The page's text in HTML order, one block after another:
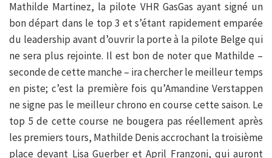
Mathilde Martinez, la pilote VHR GasGas ayant signé un
bon départ dans le top 3 et s’étant rapidement emparée
du leadership avant d’ouvrir la porte à la pilote Belge qui
ne sera plus rejointe. Il est bon de noter que Mathilde –
seconde de cette manche – ira chercher le meilleur temps
en piste; c’est la première fois qu’Amandine Verstappen
ne signe pas le meilleur chrono en course cette saison. Le
top 5 de cette course ne bougera pas réellement après
les premiers tours, Mathilde Denis accrochant la troisième
place devant Lisa Guerber et April Franzoni, qui auront